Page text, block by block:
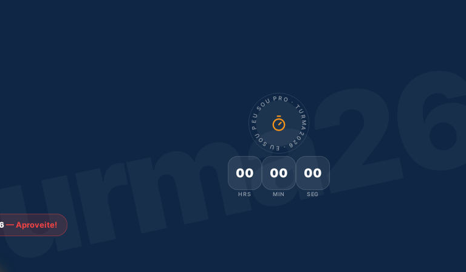
— Aproveite!
EU SOU PRO · TURMA2026 · EU SOU PRO · TURMA2026 ·
00
HRS
00
MIN
00
SEG